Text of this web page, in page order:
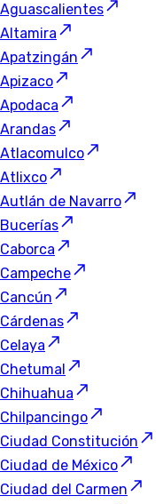
Aguascalientes
Altamira
Apatzingán
Apizaco
Apodaca
Arandas
Atlacomulco
Atlixco
Autlán de Navarro
Bucerías
Caborca
Campeche
Cancún
Cárdenas
Celaya
Chetumal
Chihuahua
Chilpancingo
Ciudad Constitución
Ciudad de México
Ciudad del Carmen